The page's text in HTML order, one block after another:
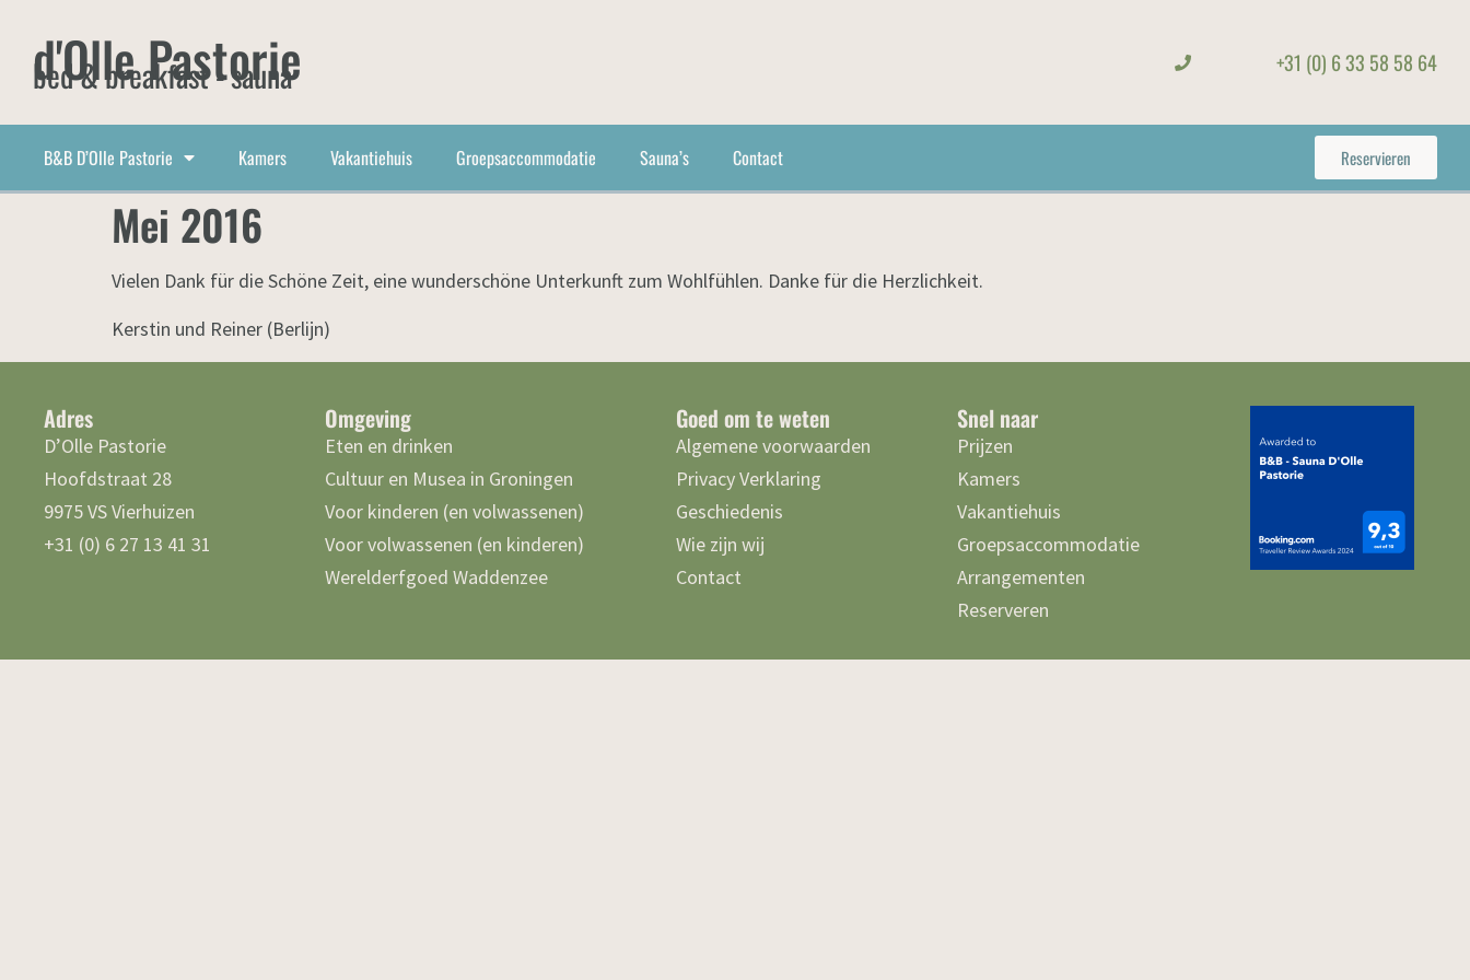
d'Olle Pastorie
bed & breakfast - sauna +31 (0) 6 33 58 58 64
B&B D’Olle Pastorie Kamers Vakantiehuis Groepsaccommodatie Sauna’s Contact Reservieren
Mei 2016
Vielen Dank für die Schöne Zeit, eine wunderschöne Unterkunft zum Wohlfühlen. Danke für die Herzlichkeit.
Kerstin und Reiner (Berlijn)
Adres
D’Olle Pastorie
Hoofdstraat 28
9975 VS Vierhuizen
+31 (0) 6 27 13 41 31
Omgeving
Eten en drinken
Cultuur en Musea in Groningen
Voor kinderen (en volwassenen)
Voor volwassenen (en kinderen)
Werelderfgoed Waddenzee
Goed om te weten
Algemene voorwaarden
Privacy Verklaring
Geschiedenis
Wie zijn wij
Contact
Snel naar
Prijzen
Kamers
Vakantiehuis
Groepsaccommodatie
Arrangementen
Reserveren